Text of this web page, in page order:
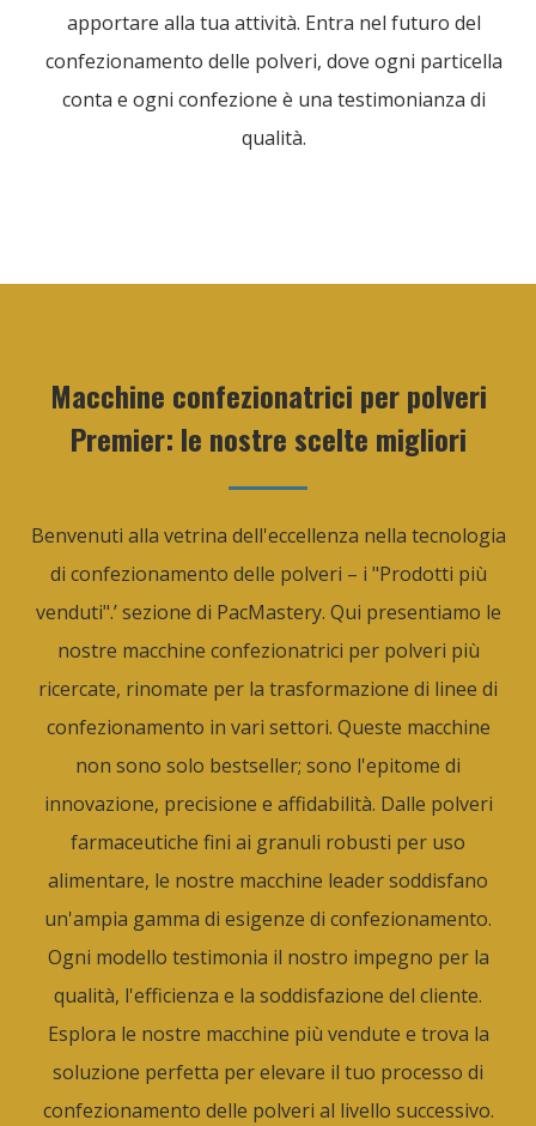
apportare alla tua attività. Entra nel futuro del
confezionamento delle polveri, dove ogni particella
conta e ogni confezione è una testimonianza di
qualità.
Macchine confezionatrici per polveri
Premier: le nostre scelte migliori
Benvenuti alla vetrina dell'eccellenza nella tecnologia
di confezionamento delle polveri – i "Prodotti più
venduti".’ sezione di PacMastery. Qui presentiamo le
nostre macchine confezionatrici per polveri più
ricercate, rinomate per la trasformazione di linee di
confezionamento in vari settori. Queste macchine
non sono solo bestseller; sono l'epitome di
innovazione, precisione e affidabilità. Dalle polveri
farmaceutiche fini ai granuli robusti per uso
alimentare, le nostre macchine leader soddisfano
un'ampia gamma di esigenze di confezionamento.
Ogni modello testimonia il nostro impegno per la
qualità, l'efficienza e la soddisfazione del cliente.
Esplora le nostre macchine più vendute e trova la
soluzione perfetta per elevare il tuo processo di
confezionamento delle polveri al livello successivo.